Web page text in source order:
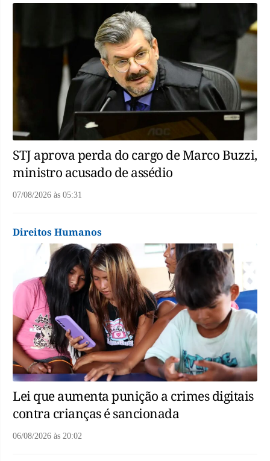
STJ aprova perda do cargo de Marco Buzzi,
ministro acusado de assédio
07/08/2026 às 05:31
Direitos Humanos
Lei que aumenta punição a crimes digitais
contra crianças é sancionada
06/08/2026 às 20:02